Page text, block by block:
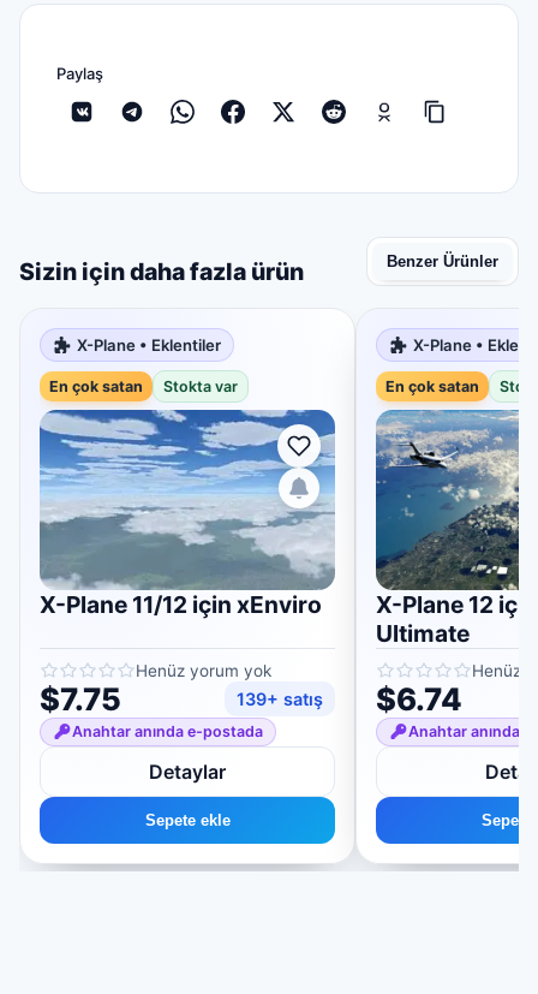
Paylaş
Sizin için daha fazla ürün Benzer Ürünler
X-Plane • Eklentiler
En çok satan Stokta var
X-Plane 11/12 için xEnviro
Henüz yorum yok
$7.75 139+ satış
Anahtar anında e-postada
Detaylar
Sepete ekle
X-Plane •
En çok satan
X-Plane 12
Ultimate
Henüz
$6.74
Anahtar anında
Sepete